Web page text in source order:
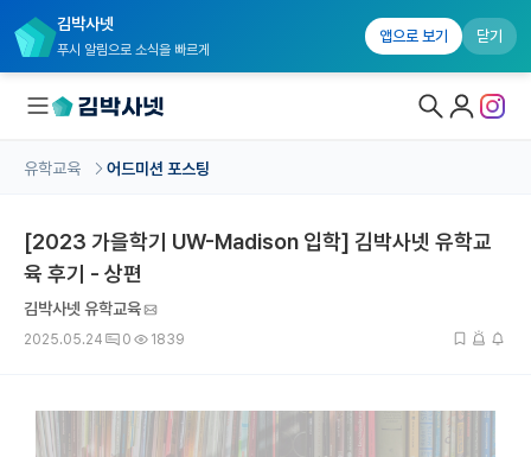
김박사넷
푸시 알림으로 소식을 빠르게
앱으로 보기 닫기
국내대학원 정보
커뮤니티
유학교육
유학교육 어드미션 포스팅
[2023 가을학기 UW-Madison 입학] 김박사넷 유학교
육 후기 - 상편
김박사넷 유학교육
2025.05.24 0 1839